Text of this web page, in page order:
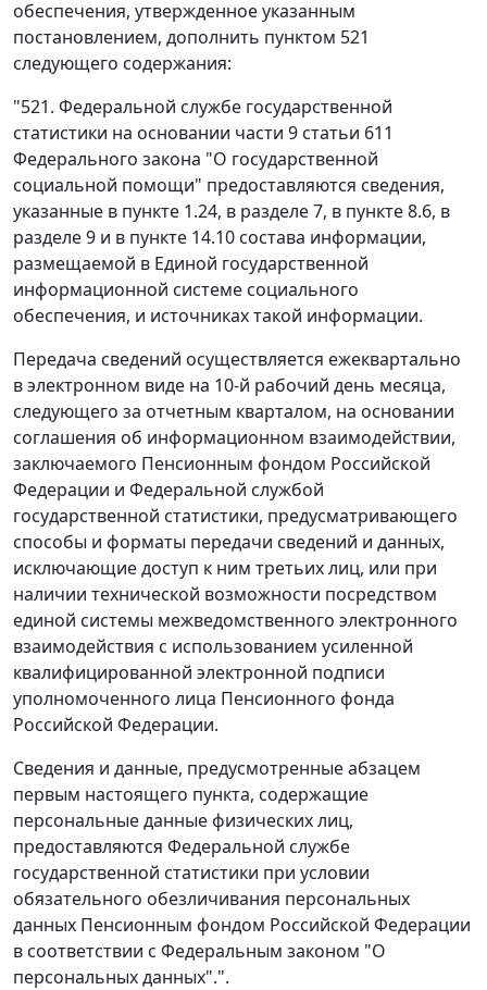
обеспечения, утвержденное указанным
постановлением, дополнить пунктом 521
следующего содержания:
"521. Федеральной службе государственной
статистики на основании части 9 статьи 611
Федерального закона "О государственной
социальной помощи" предоставляются сведения,
указанные в пункте 1.24, в разделе 7, в пункте 8.6, в
разделе 9 и в пункте 14.10 состава информации,
размещаемой в Единой государственной
информационной системе социального
обеспечения, и источниках такой информации.
Передача сведений осуществляется ежеквартально
в электронном виде на 10-й рабочий день месяца,
следующего за отчетным кварталом, на основании
соглашения об информационном взаимодействии,
заключаемого Пенсионным фондом Российской
Федерации и Федеральной службой
государственной статистики, предусматривающего
способы и форматы передачи сведений и данных,
исключающие доступ к ним третьих лиц, или при
наличии технической возможности посредством
единой системы межведомственного электронного
взаимодействия с использованием усиленной
квалифицированной электронной подписи
уполномоченного лица Пенсионного фонда
Российской Федерации.
Сведения и данные, предусмотренные абзацем
первым настоящего пункта, содержащие
персональные данные физических лиц,
предоставляются Федеральной службе
государственной статистики при условии
обязательного обезличивания персональных
данных Пенсионным фондом Российской Федерации
в соответствии с Федеральным законом "О
персональных данных".".